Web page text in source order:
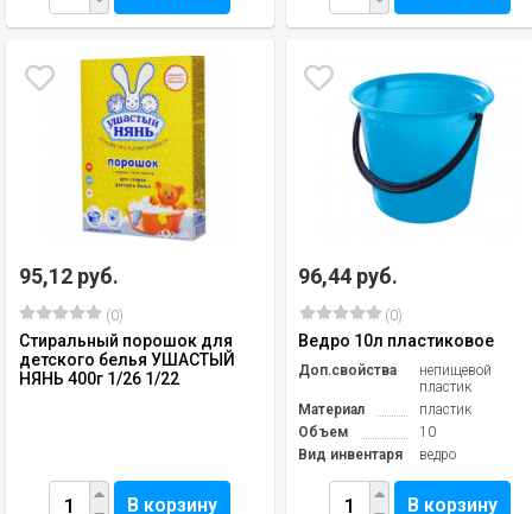
95,12 руб.
(0)
Стиральный порошок для
детского белья УШАСТЫЙ
НЯНЬ 400г 1/26 1/22
В корзину
96,44 руб.
(0)
Ведро 10л пластиковое
Доп.свойства
непищевой
пластик
Материал
пластик
Объем
10
Вид инвентаря
ведро
В корзину